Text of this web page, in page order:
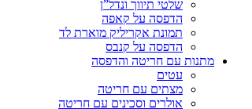
שלטי תיווך ונדל”ן
הדפסה על קאפה
תמונת אקריליק מוארת לד
הדפסה על קנבס
מתנות עם חריטה והדפסה
עטים
מצתים עם חריטה
אולרים וסכינים עם חריטה